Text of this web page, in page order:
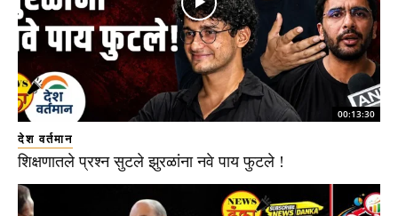
00:13:30
देश वर्तमान
शिक्षणातले प्रश्न सुटले झुरळांना नवे पाय फुटले !